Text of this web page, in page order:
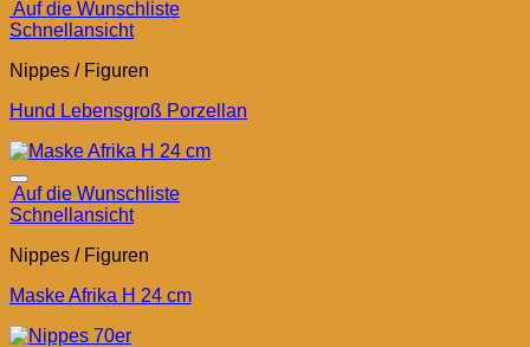
Auf die Wunschliste
Schnellansicht
Nippes / Figuren
Hund Lebensgroß Porzellan
Auf die Wunschliste
Schnellansicht
Nippes / Figuren
Maske Afrika H 24 cm